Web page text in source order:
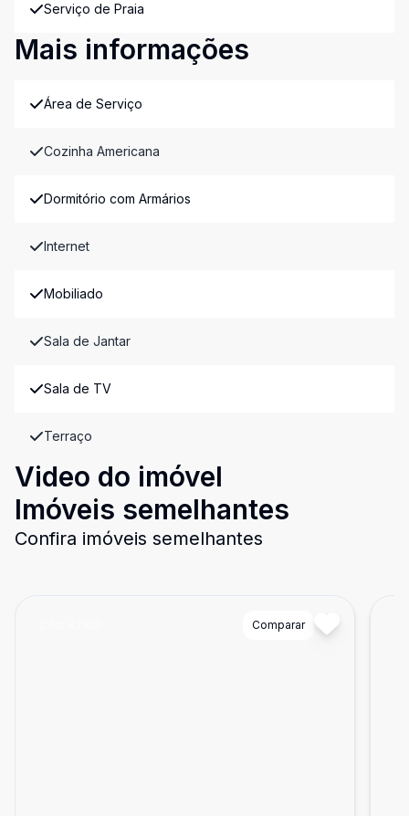
Serviço de Praia
Mais informações
Área de Serviço
Cozinha Americana
Dormitório com Armários
Internet
Mobiliado
Sala de Jantar
Sala de TV
Terraço
Video do imóvel
Imóveis semelhantes
Confira imóveis semelhantes
Comparar